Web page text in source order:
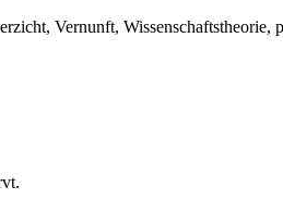
Vernunft, Wissenschaftstheorie,